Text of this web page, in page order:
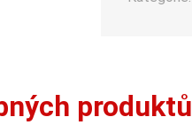
produktů